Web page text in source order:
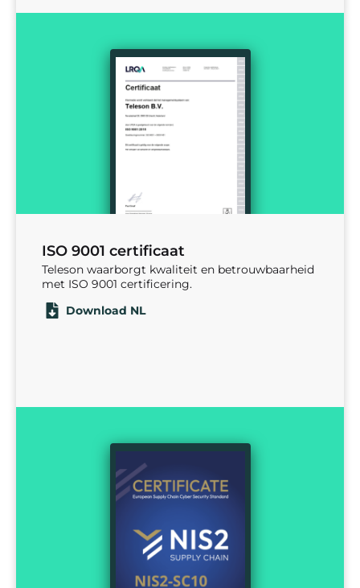
ISO 9001 certificaat
Teleson waarborgt kwaliteit en betrouwbaarheid
met ISO 9001 certificering.
Download NL